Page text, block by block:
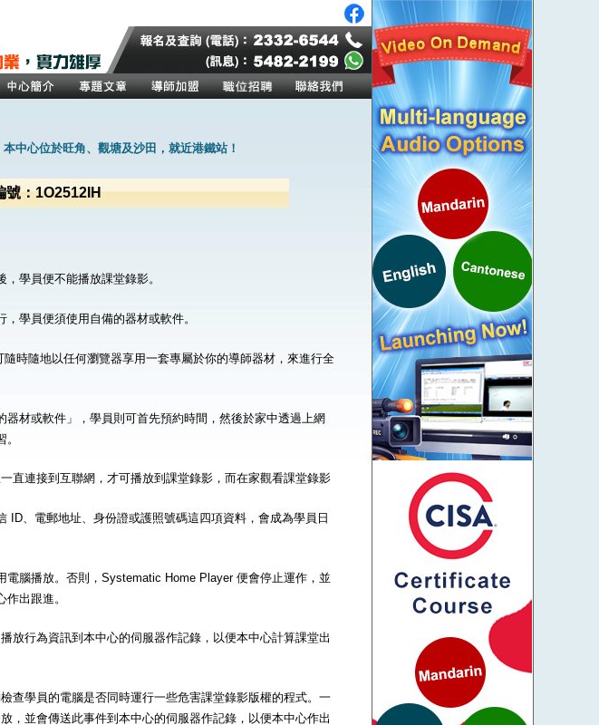
本中心位於旺角、觀塘及沙田，就近港鐵站！
號：1O2512IH
學員便不能播放課堂錄影。
學員便須使用自備的器材或軟件。
時隨地以任何瀏覽器享用一套專屬於你的導師器材，來進行全
材或軟件」，學員則可首先預約時間，然後於家中透過上網
直連接到互聯網，才可播放到課堂錄影，而在家觀看課堂錄影
ID、電郵地址、身份證或護照號碼這四項資料，會成為學員日
腦播放。否則，Systematic Home Player 便會停止運作，並
出跟進。
放行為資訊到本中心的伺服器作記錄，以便本中心計算課堂出
查學員的電腦是否同時運行一些危害課堂錄影版權的程式。一
，並會傳送此事件到本中心的伺服器作記錄，以便本中心作出